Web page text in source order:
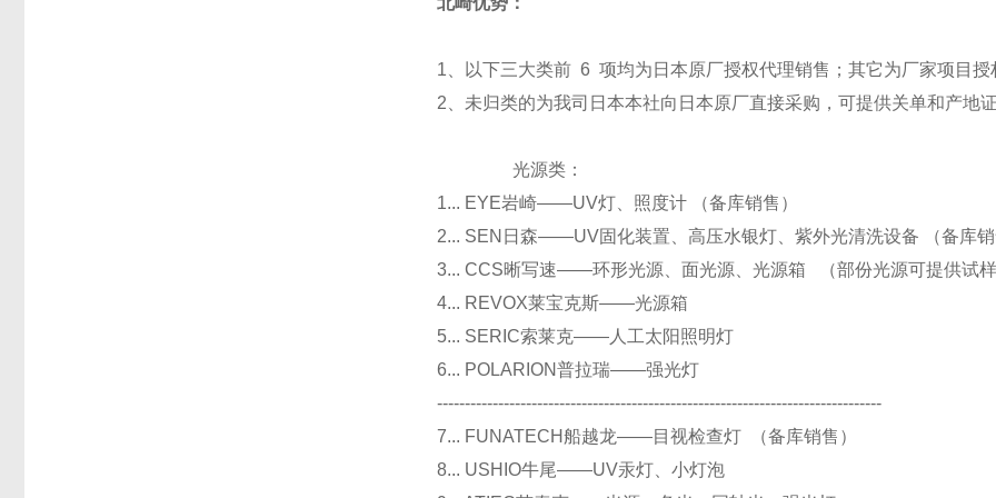
1、以下三大类前 6 项均为日本原厂授权代理销售；其它为厂家项目授
2、未归类的为我司日本本社向日本原厂直接采购，可提供关单和产地证
光源类：
1... EYE岩崎——UV灯、照度计 （备库销售）
2... SEN日森——UV固化装置、高压水银灯、紫外光清洗设备 （备库销
3... CCS晰写速——环形光源、面光源、光源箱 （部份光源可提供试样
4... REVOX莱宝克斯——光源箱
5... SERIC索莱克——人工太阳照明灯
6... POLARION普拉瑞——强光灯
--------------------------------------------------------------------------------
7... FUNATECH船越龙——目视检查灯 （备库销售）
8... USHIO牛尾——UV汞灯、小灯泡